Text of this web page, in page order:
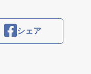
シェア